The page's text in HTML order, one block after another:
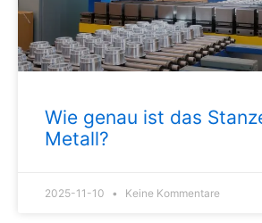
Wie genau ist das
Metall?
2025-11-10 Keine Kommentare